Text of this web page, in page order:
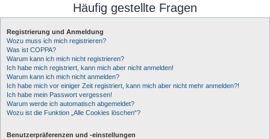
h
Häufig gestellte Fragen
Registrierung und Anmeldung
Wozu muss ich mich registrieren?
Was ist COPPA?
Warum kann ich mich nicht registrieren?
Ich habe mich registriert, kann mich aber nicht anmelden!
Warum kann ich mich nicht anmelden?
Ich habe mich vor einiger Zeit registriert, kann mich aber nicht mehr anmelden?!
Ich habe mein Passwort vergessen!
Warum werde ich automatisch abgemeldet?
Wozu ist die Funktion „Alle Cookies löschen“?
Benutzerpräferenzen und -einstellungen